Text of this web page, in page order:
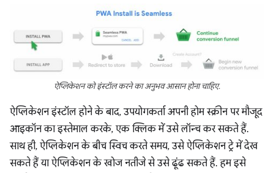
ऐप्लिकेशन को इंस्टॉल करने का अनुभव आसान होना चाहिए.
ऐप्लिकेशन इंस्टॉल होने के बाद, उपयोगकर्ता अपनी होम स्क्रीन पर मौजूद
आइकॉन का इस्तेमाल करके, एक क्लिक में उसे लॉन्च कर सकते हैं.
साथ ही, ऐप्लिकेशन के बीच स्विच करते समय, उसे ऐप्लिकेशन ट्रे में देख
सकते हैं या ऐप्लिकेशन के खोज नतीजे से उसे ढूंढ सकते हैं. हम इसे